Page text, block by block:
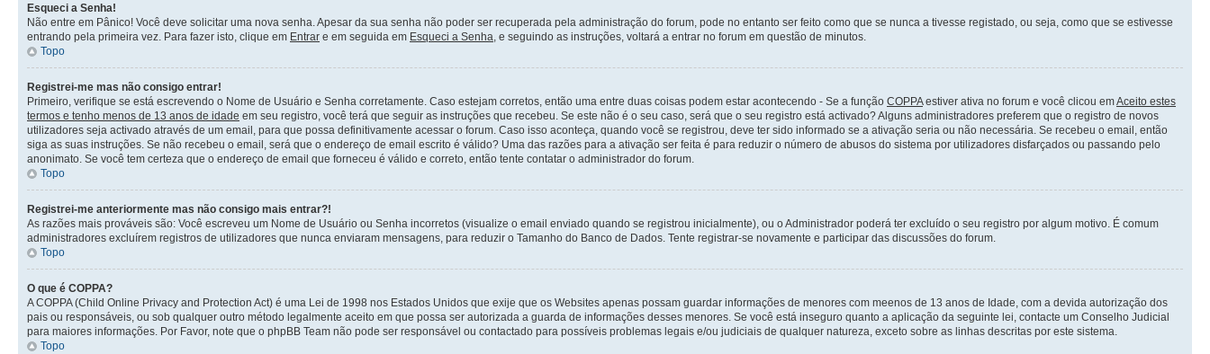
Esqueci a Senha!
Não entre em Pânico! Você deve solicitar uma nova senha. Apesar da sua senha não poder ser recuperada pela administração do forum, pode no entanto ser feito como que se nunca a tivesse registado, ou seja, como que se estivesse
entrando pela primeira vez. Para fazer isto, clique em Entrar e em seguida em Esqueci a Senha, e seguindo as instruções, voltará a entrar no forum em questão de minutos.
Topo
Registrei-me mas não consigo entrar!
Primeiro, verifique se está escrevendo o Nome de Usuário e Senha corretamente. Caso estejam corretos, então uma entre duas coisas podem estar acontecendo - Se a função COPPAestiver ativa no forum e você clicou emAceito estes
termos e tenho menos de 13 anos de idade em seu registro, você terá que seguir as instruções que recebeu. Se este não é o seu caso, será que o seu registro está activado? Alguns administradores preferem que o registro de novos
utilizadores seja activado através de um email, para que possa definitivamente acessar o forum. Caso isso aconteça, quando você se registrou, deve ter sido informado se a ativação seria ou não necessária. Se recebeu o email, então
siga as suas instruções. Se não recebeu o email, será que o endereço de email escrito é válido? Uma das razões para a ativação ser feita é para reduzir o número de abusos do sistema por utilizadores disfarçados ou passando pelo
anonimato. Se você tem certeza que o endereço de email que forneceu é válido e correto, então tente contatar o administrador do forum.
Topo
Registrei-me anteriormente mas não consigo mais entrar?!
As razões mais prováveis são: Você escreveu um Nome de Usuário ou Senha incorretos (visualize o email enviado quando se registrou inicialmente), ou o Administrador poderá ter excluído o seu registro por algum motivo. É comum
administradores excluírem registros de utilizadores que nunca enviaram mensagens, para reduzir o Tamanho do Banco de Dados. Tente registrar-se novamente e participar das discussões do forum.
Topo
O que é COPPA?
A COPPA (Child Online Privacy and Protection Act) é uma Lei de 1998 nos Estados Unidos que exije que os Websites apenas possam guardar informações de menores com meenos de 13 anos de Idade, com a devida autorização dos
pais ou responsáveis, ou sob qualquer outro método legalmente aceito em que possa ser autorizada a guarda de informações desses menores. Se você está inseguro quanto a aplicação da seguinte lei, contacte um Conselho Judicial
para maiores informações. Por Favor, note que o phpBB Team não pode ser responsável ou contactado para possíveis problemas legais e/ou judiciais de qualquer natureza, exceto sobre as linhas descritas por este sistema.
Topo